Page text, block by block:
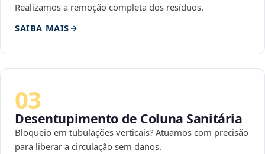
Realizamos a remoção completa dos resíduos.
SAIBA MAIS
03
Desentupimento de Coluna Sanitária
Bloqueio em tubulações verticais? Atuamos com precisão
para liberar a circulação sem danos.